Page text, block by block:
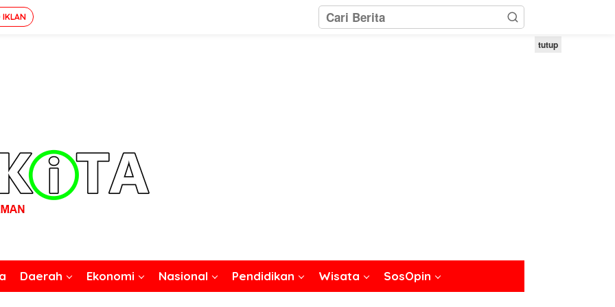
IKLAN
Daerah Ekonomi Nasional Pendidikan Wisata SosOpin
tutup
Harus Didukung